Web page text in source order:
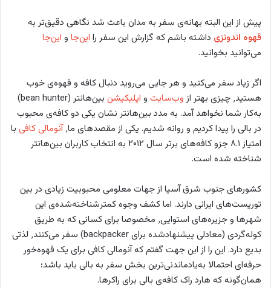
پیش از این البته بهانه‌ی سفر به مدان باعث شد نگاهی دقیق‌تر به
قهوه اندونزی داشته باشم که گزارش این سفر را این‌جا و این‌جا
می‌توانید بخوانید.
اگر زیاد سفر می‌کنید و هر جایی می‌روید دنبال کافه‌ و قهوه‌ی خوب
هستید٬ چیزی بهتر از
وب‌سایت و اپلیکیشن
بین‌هانتر (bean hunter)
به‌کار شما نخواهد آمد. به مدد بین‌هانتر نشان یکی دو کافه‌ی محبوب
در بالی را پیدا کردیم و روانه شدیم. یکی از مقصدهای ما٬ آنومالی کافی با
امتیاز ۸.۱ جزو کافه‌های برتر سال ۲۰۱۲ به انتخاب کاربران بین‌هانتر
شناخته شده است.
کشورهای جنوب شرق آسیا از جهات معلومی محبوبیت زیادی در بین
توریست‌های ایرانی دارند. اما کشف وجوه کمتر‌شناخته‌شده‌ی این
شهرها و جزیره‌های استوایی٬ مخصوصا برای کسانی که به طریق
کوله‌گردی (معادلی پیشنهادشده برای backpacker) سفر می‌کنند٬ لذتی
بدیع دارد. این را از این جهت گفتم که آنومالی کافی برای یک قهوه‌خور
حرفه‌ای احتمالا به‌یادماندنی‌ترین بخش سفر به بالی باید باشد؛
همان‌گونه که هارد راک کافه‌ی بالی برای راکرها.